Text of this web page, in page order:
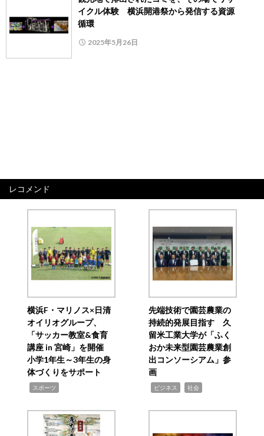
イクル体験 横浜開港祭から発信する資源
循環
2025年5月26日
レコメンド
横浜F・マリノス×日清
オイリオグループ、
「サッカー教室&食育
講座 in 宮崎」を開催
小学1年生～3年生の身
体づくりをサポート
スポーツ
先端技術で園芸農業の
持続的発展目指す 久
留米工業大学が「ふく
おか未来型園芸農業創
出コンソーシアム」参
画
ビジネス 社会